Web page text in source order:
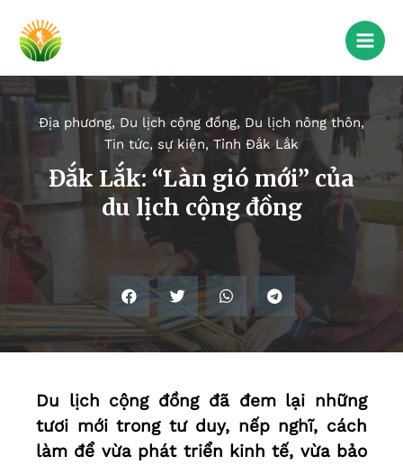
Địa phương, Du lịch cộng đồng, Du lịch nông thôn,
Tin tức, sự kiện, Tỉnh Đắk Lắk
Đắk Lắk: “Làn gió mới” của
du lịch cộng đồng
Du lịch cộng đồng đã đem lại những
tươi mới trong tư duy, nếp nghĩ, cách
làm để vừa phát triển kinh tế, vừa bảo